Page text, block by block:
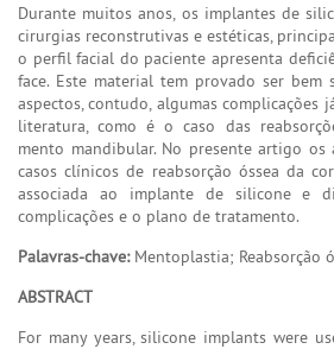
Durante muitos anos, os implantes de
cirurgias reconstrutivas e estéticas,
o perfil facial do paciente apresenta
face. Este material tem provado ser bem
aspectos, contudo, algumas complicações
literatura, como é o caso das
mento mandibular. No presente artigo os
casos clínicos de reabsorção óssea da
associada ao implante de silicone e
complicações e o plano de tratamento.
Palavras-chave:Mentoplastia; Reabsorção
ABSTRACT
For many years, silicone implants were